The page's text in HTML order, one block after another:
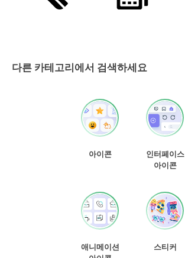
다른 카테고리에서 검색하세요
아이콘
인터페이스
아이콘
애니메이션
스티커